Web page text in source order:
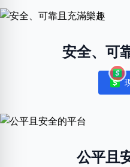
安全、可
公平且